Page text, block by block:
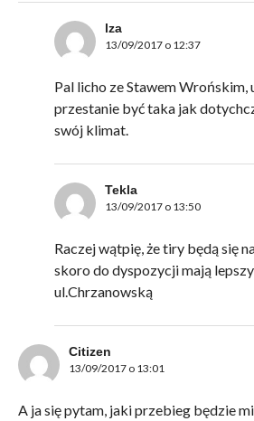
lza
13/09/2017 o 12:37
Pal licho ze Stawem Wrońskim,
przestanie być taka jak
swój klimat.
Tekla
13/09/2017 o 13:50
Raczej wątpię, że tiry będą się
skoro do dyspozycji mają
ul.Chrzanowską
Citizen
13/09/2017 o 13:01
A ja się pytam, jaki przebieg będzie